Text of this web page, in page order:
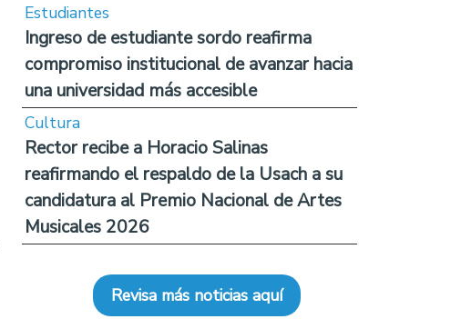
Estudiantes
Ingreso de estudiante sordo reafirma
compromiso institucional de avanzar hacia
una universidad más accesible
Cultura
Rector recibe a Horacio Salinas
reafirmando el respaldo de la Usach a su
candidatura al Premio Nacional de Artes
Musicales 2026
Revisa más noticias aquí